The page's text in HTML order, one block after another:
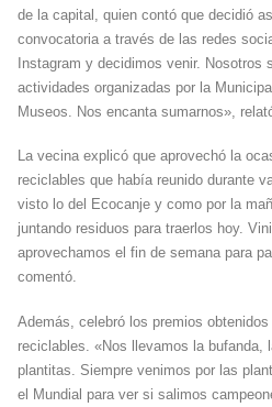
de la capital, quien contó que decidió
convocatoria a través de las redes
Instagram y decidimos venir. Nosotros
actividades organizadas por la
Museos. Nos encanta sumarnos»,
La vecina explicó que aprovechó la
reciclables que había reunido durante
visto lo del Ecocanje y como por la
juntando residuos para traerlos hoy.
aprovechamos el fin de semana para
comentó.
Además, celebró los premios
reciclables. «Nos llevamos la bufanda,
plantitas. Siempre venimos por las
el Mundial para ver si salimos